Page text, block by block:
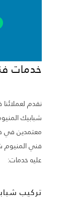
خدمات
نقدم
شبابيك
معتمدين في
فني المنيوم
عليه خدمات:
تركيب